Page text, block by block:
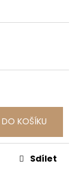
DO KOŠÍKU
Sdílet